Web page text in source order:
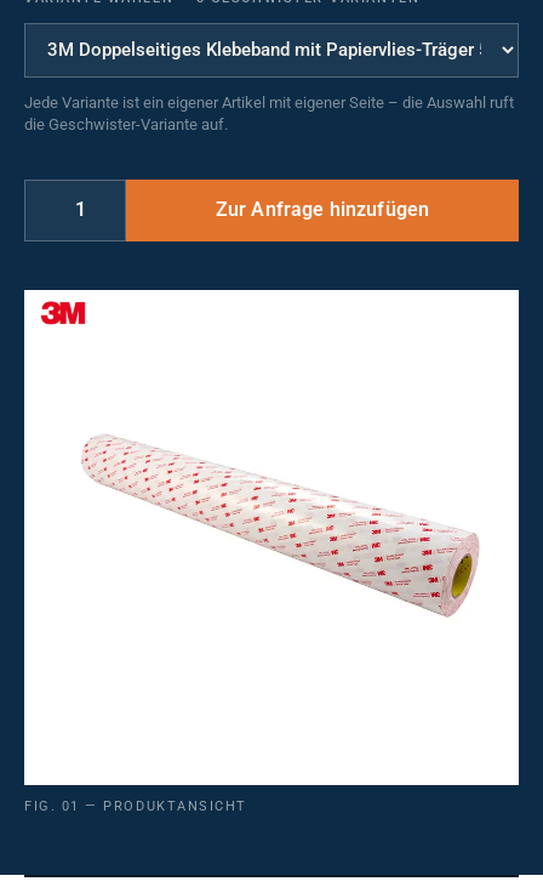
Jede Variante ist ein eigener Artikel mit eigener Seite – die Auswahl ruft
die Geschwister-Variante auf.
FIG. 01 — PRODUKTANSICHT